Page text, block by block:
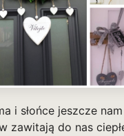
i słońce jeszcze
zawitają do nas